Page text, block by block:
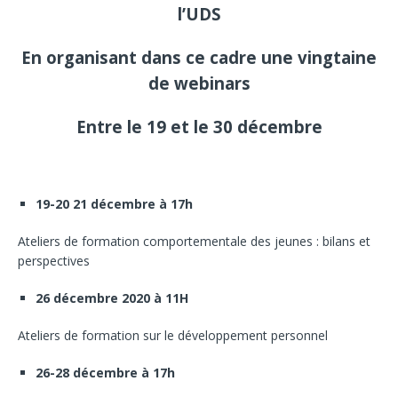
l’UDS
En organisant dans ce cadre une vingtaine
de webinars
Entre le 19 et le 30 décembre
19-20 21 décembre à 17h
Ateliers de formation comportementale des jeunes : bilans et
perspectives
26 décembre 2020 à 11H
Ateliers de formation sur le développement personnel
26-28 décembre à 17h